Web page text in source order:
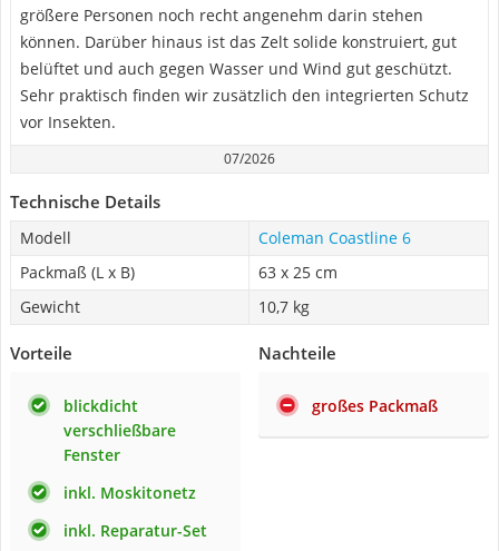
größere Personen noch recht angenehm darin stehen
können. Darüber hinaus ist das Zelt solide konstruiert, gut
belüftet und auch gegen Wasser und Wind gut geschützt.
Sehr praktisch finden wir zusätzlich den integrierten Schutz
vor Insekten.
07/2026
Technische Details
Modell
Coleman Coastline 6
Packmaß (L x B)
63 x 25 cm
Gewicht
10,7 kg
Vorteile
blickdicht
verschließbare
Fenster
inkl. Moskitonetz
inkl. Reparatur-Set
Nachteile
großes Packmaß